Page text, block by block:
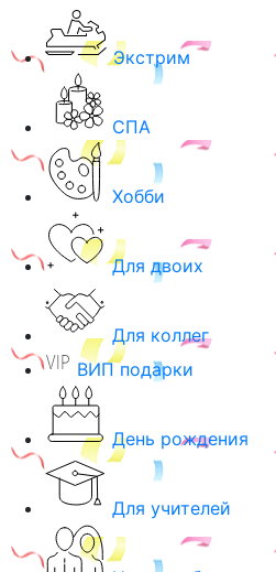
Экстрим
СПА
Хобби
Для двоих
Для коллег
ВИП подарки
День рождения
Для учителей